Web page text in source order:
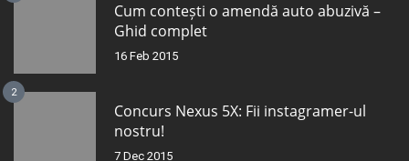
Cum contești o amendă auto abuzivă –
Ghid complet
16 Feb 2015
2
Concurs Nexus 5X: Fii instagramer-ul
nostru!
7 Dec 2015